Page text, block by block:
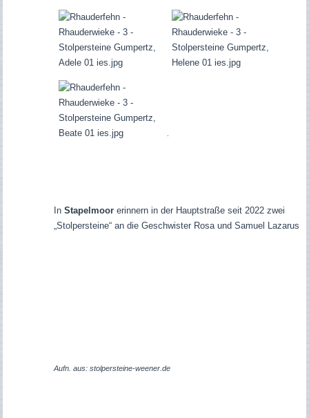
n Stapelmoorerinnern in der Hauptstraße seit 2022 zwei
„Stolpersteine“ an die Geschwister Rosa und Samuel Lazarus
Aufn. aus: stolpersteine-weener.de